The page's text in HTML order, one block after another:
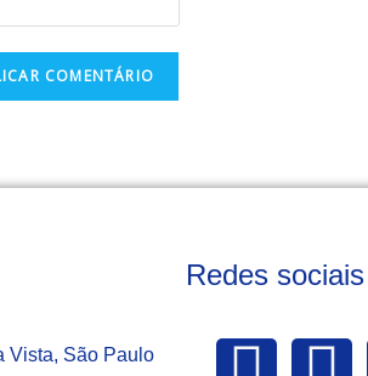
Vista, São Paulo
Redes sociais